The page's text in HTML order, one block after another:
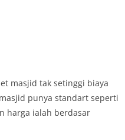
masjid tak setinggi biaya
punya standart seperti
harga ialah berdasar